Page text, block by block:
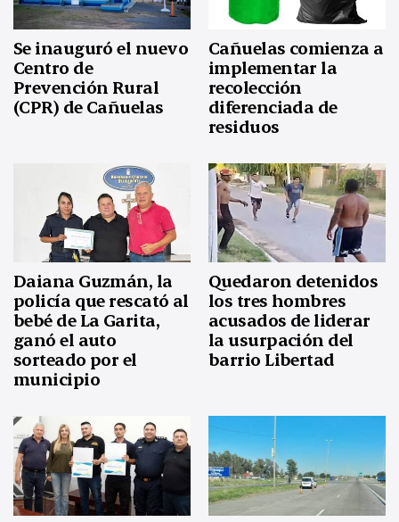
Se inauguró el nuevo
Centro de
Prevención Rural
(CPR) de Cañuelas
Cañuelas comienza a
implementar la
recolección
diferenciada de
residuos
Daiana Guzmán, la
policía que rescató al
bebé de La Garita,
ganó el auto
sorteado por el
municipio
Quedaron detenidos
los tres hombres
acusados de liderar
la usurpación del
barrio Libertad